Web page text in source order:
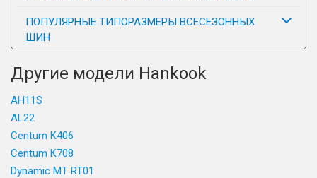
ПОПУЛЯРНЫЕ ТИПОРАЗМЕРЫ ВСЕСЕЗОННЫХ
ШИН
Другие модели Hankook
AH11S
AL22
Centum K406
Centum K708
Dynamic MT RT01